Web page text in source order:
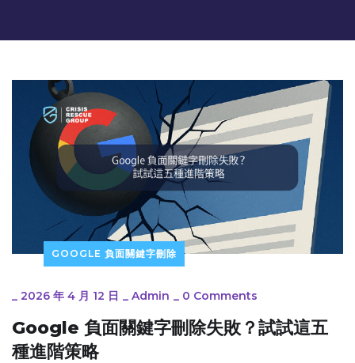
GOOGLE 負面關鍵字刪除
_ 2026 年 4 月 12 日 _ Admin _ 0 Comments
Google 負面關鍵字刪除失敗？試試這五
種進階策略